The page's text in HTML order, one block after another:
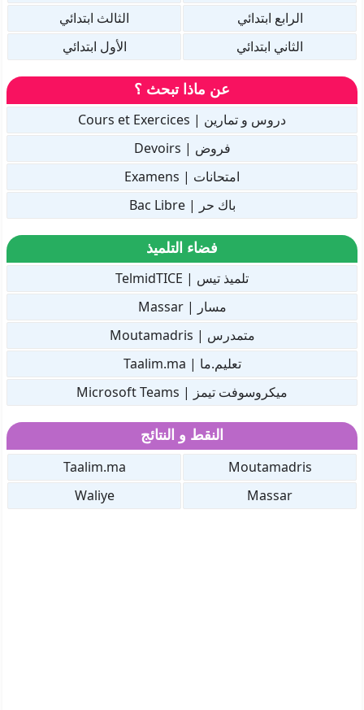
الرابع ابتدائي
الثالث ابتدائي
الثاني ابتدائي
الأول ابتدائي
عن ماذا تبحث ؟
دروس و تمارين | Cours et Exercices
فروض | Devoirs
امتحانات | Examens
باك حر | Bac Libre
فضاء التلميذ
تلميذ تيس | TelmidTICE
مسار | Massar
متمدرس | Moutamadris
تعليم.ما | Taalim.ma
ميكروسوفت تيمز | Microsoft Teams
النقط و النتائج
Moutamadris
Taalim.ma
Massar
Waliye